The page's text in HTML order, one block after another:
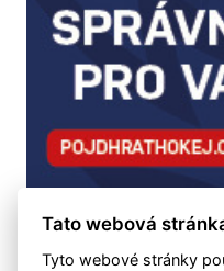
Tato webová
Tyto webové stránky